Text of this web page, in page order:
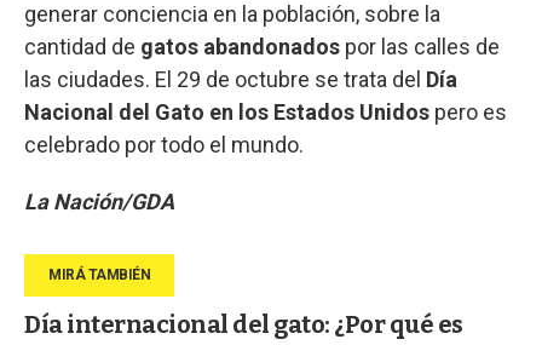
generar conciencia en la población, sobre la
cantidad de gatos abandonados por las calles de
las ciudades. El 29 de octubre se trata del Día
Nacional del Gato en los Estados Unidos pero es
celebrado por todo el mundo.
La Nación/GDA
Día internacional del gato: ¿Por qué es